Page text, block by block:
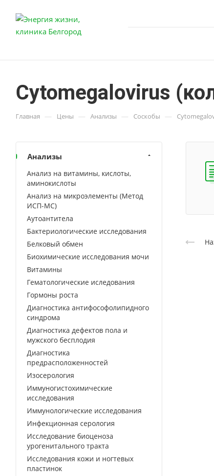
Cуtomegalovirus
Главная — Цены — Анализы — Соскобы —
Анализы
Анализ на витамины, кислоты,
аминокислоты
Анализ на микроэлементы (Метод
ИСП-МС)
Аутоантитела
Бактериологические исследования
Белковый обмен
Биохимические исследования мочи
Витамины
Гематологические иследования
Гормоны роста
Диагностика антифософолипидного
синдрома
Диагностика дефектов пола и
мужского бесплодия
Диагностика
предрасположенностей
Изосерология
Иммуногистохимические
исследования
Иммунологические исследования
Инфекционная серология
Исследование биоценоза
урогенитального тракта
Исследования кожи и ногтевых
пластинок